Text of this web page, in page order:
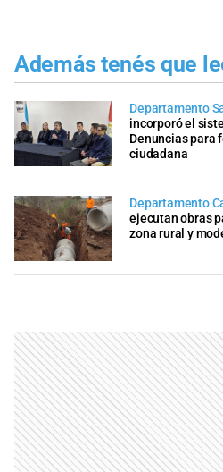
Además tenés que
Departamento
incorporó el
Denuncias para
ciudadana
Departamento
ejecutan obras
zona rural y